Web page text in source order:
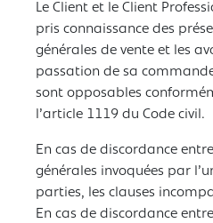
Le Client et le Client
pris connaissance des
générales de vente et les
passation de sa
sont opposables
l’article 1119 du Code civil.
En cas de discordance
générales invoquées par
parties, les clauses
En cas de discordance